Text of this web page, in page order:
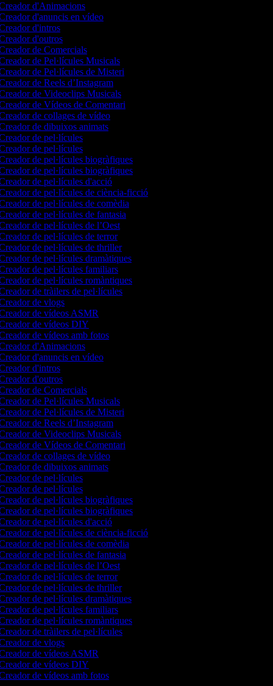
d'Animacions
d'anuncis en vídeo
d'intros
d'outros
de Comercials
de Pel·lícules Musicals
de Pel·lícules de Misteri
de Reels d’Instagram
de Videoclips Musicals
de Vídeos de Comentari
de collages de vídeo
de dibuixos animats
de pel·lícules
de pel·lícules
de pel·lícules biogràfiques
de pel·lícules biogràfiques
de pel·lícules d'acció
de pel·lícules de ciència-ficció
de pel·lícules de comèdia
de pel·lícules de fantasia
de pel·lícules de l’Oest
de pel·lícules de terror
de pel·lícules de thriller
de pel·lícules dramàtiques
de pel·lícules familiars
de pel·lícules romàntiques
de tràilers de pel·lícules
de vlogs
de vídeos ASMR
de vídeos DIY
de vídeos amb fotos
d'Animacions
d'anuncis en vídeo
d'intros
d'outros
de Comercials
de Pel·lícules Musicals
de Pel·lícules de Misteri
de Reels d’Instagram
de Videoclips Musicals
de Vídeos de Comentari
de collages de vídeo
de dibuixos animats
de pel·lícules
de pel·lícules
de pel·lícules biogràfiques
de pel·lícules biogràfiques
de pel·lícules d'acció
de pel·lícules de ciència-ficció
de pel·lícules de comèdia
de pel·lícules de fantasia
de pel·lícules de l’Oest
de pel·lícules de terror
de pel·lícules de thriller
de pel·lícules dramàtiques
de pel·lícules familiars
de pel·lícules romàntiques
de tràilers de pel·lícules
de vlogs
de vídeos ASMR
de vídeos DIY
de vídeos amb fotos